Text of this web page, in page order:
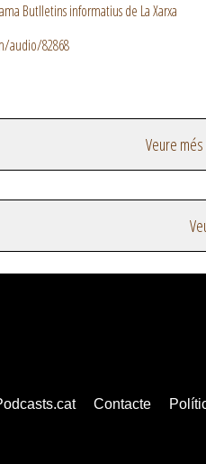
Butlletins informatius de La Xarxa
audio/82868
Veure
Contacte